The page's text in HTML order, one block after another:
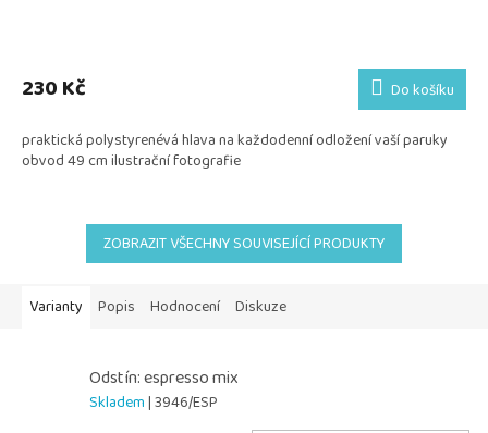
230 Kč Do košíku
praktická polystyrenévá hlava na každodenní odložení vaší paruky
obvod 49 cm ilustrační fotografie
ZOBRAZIT VŠECHNY SOUVISEJÍCÍ PRODUKTY
Varianty Popis Hodnocení Diskuze
Odstín: espresso mix
Skladem| 3946/ESP